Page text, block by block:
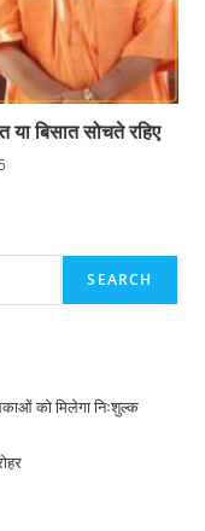
बिसात सोचते रहिए
SEARCH
को मिलेगा निःशुल्क